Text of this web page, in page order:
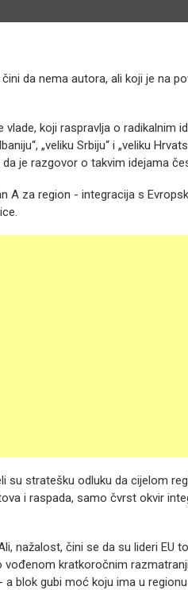
da nema autora, ali koji je na
koji raspravlja o radikalnim
„veliku Srbiju“ i „veliku
je razgovor o takvim idejama
A za region - integracija s
su stratešku odluku da cijelom
i raspada, samo čvrst okvir
nažalost, čini se da su lideri EU
kratkoročnim
blok gubi moć koju ima u